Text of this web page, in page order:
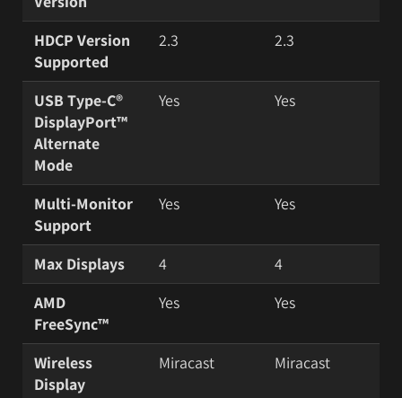
HDCP Version
Supported
2.3 2.3
USB Type-C®
DisplayPort™
Alternate
Mode
Yes Yes
Multi-Monitor
Support
Yes Yes
Max Displays 4
4
AMD
FreeSync™
Yes Yes
Wireless
Display
Miracast Miracast